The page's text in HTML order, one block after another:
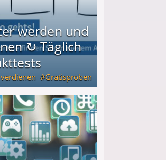
werden und
↻ Täglich
Gratisproben